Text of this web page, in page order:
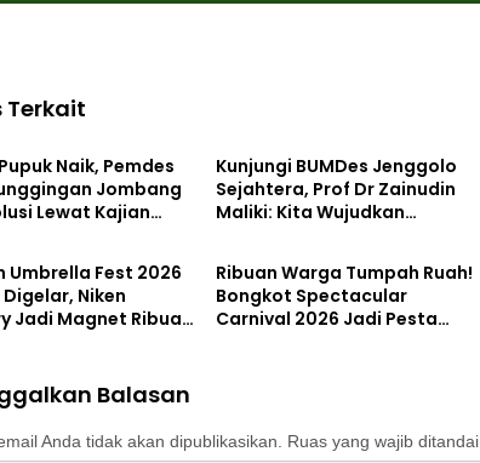
Terkait
Naik, Pemdes
Jombang
Lewat Kajian
Kunjungi BUMDes Jenggolo
Sejahtera, Prof Dr Zainudin
Maliki: Kita Wujudkan
dengan Potensi Desa
Umbrella Fest 2026
Digelar, Niken
Jadi Magnet Ribuan
Ribuan Warga Tumpah Ruah!
Bongkot Spectacular
Carnival 2026 Jadi Pesta
Balasan
Anda tidak akan dipublikasikan. Ruas yang wajib ditandai